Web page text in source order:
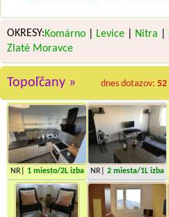
OKRESY:Komárno Levice Nitra
Zlaté Moravce
dnes dotazov: 52
Topoľčany »
NR| 1 miesto/2L izba NR| 2 miesta/1L izba